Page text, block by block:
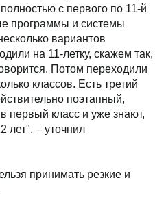
с первого по 11-й
программы и системы
вариантов
на 11-летку, скажем так,
Потом переходили
классов. Есть третий
поэтапный,
первый класс и уже знают,
лет", – уточнил
принимать резкие и